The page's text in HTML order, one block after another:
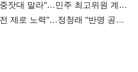
잣대 말라"…민주 최고위원 계파
제로 노력"…정청래 "반명 공세